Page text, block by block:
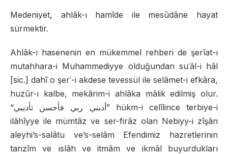
Medeniyet, ahlâk-ı hamîde ile mesûdâne hayat
sürmektir.
Ahlâk-ı hasenenin en mükemmel rehberi de şerîat-ı
mutahhara-i Muhammediyye olduğundan suʿâl-i hâl
[sic.] dahî o şerʿ-i akdese tevessül ile selâmet-i efkâra,
huzûr-ı kalbe, mekârim-i ahlâka mâlik edilmiş olur.
“أدبني ربي فأحسن تأديبي” hükm-i celîlince terbiye-i
ilâhîyye ile mümtâz ve ser-firâz olan Nebiyy-i zîşân
aleyhi’s-salâtu ve’s-selâm Efendimiz hazretlerinin
tanzîm ve ıslâh ve itmâm ve ikmâl buyurdukları